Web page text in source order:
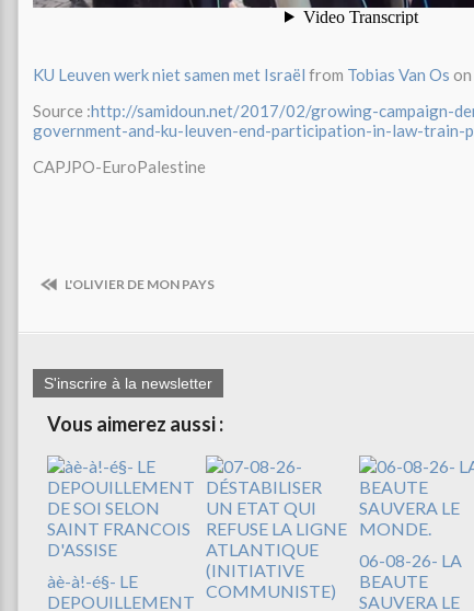
KU Leuven werk niet samen met Israël from Tobias Van Os on
Source :http://samidoun.net/2017/02/growing-campaign-
government-and-ku-leuven-end-participation-in-law-train-
CAPJPO-EuroPalestine
L'OLIVIER DE MON PAYS
S'inscrire à la newsletter
Vous aimerez aussi :
àè-à!-é§- LE
DEPOUILLEMENT
06-08-26- LA
BEAUTE
SAUVERA LE